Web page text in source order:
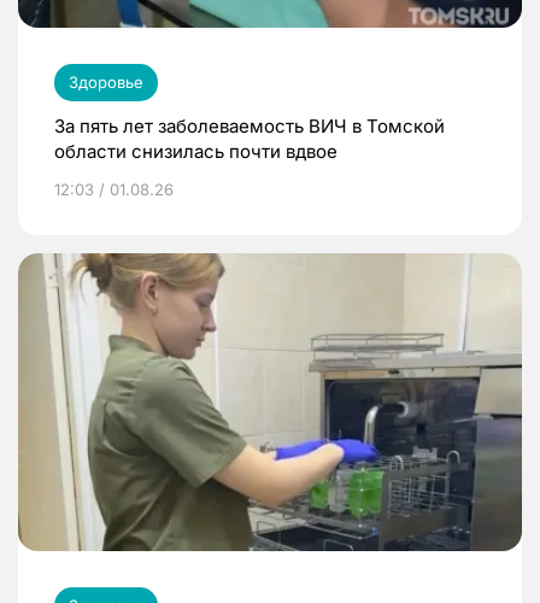
Здоровье
За пять лет заболеваемость ВИЧ в Томской
области снизилась почти вдвое
12:03 / 01.08.26